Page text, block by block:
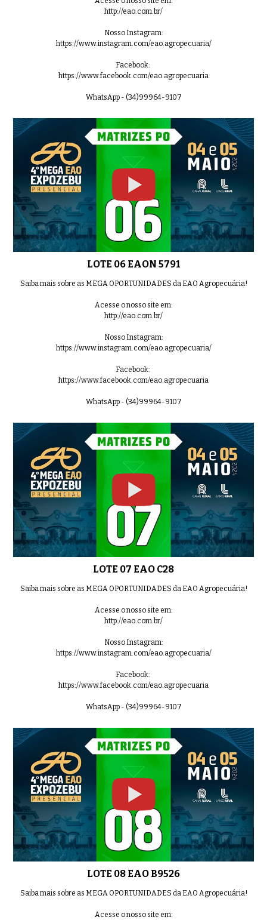
http://eao.com.br/
Nosso Instagram:
https://www.instagram.com/eao.agropecuaria/
Facebook:
https://www.facebook.com/eao.agropecuaria
WhatsApp - (34)99964-9107
LOTE 06 EAON 5791
Saiba mais sobre as MEGA OPORTUNIDADES da EAO Agropecuária!
Acesse o nosso site em:
http://eao.com.br/
Nosso Instagram:
https://www.instagram.com/eao.agropecuaria/
Facebook:
https://www.facebook.com/eao.agropecuaria
WhatsApp - (34)99964-9107
LOTE 07 EAO C28
Saiba mais sobre as MEGA OPORTUNIDADES da EAO Agropecuária!
Acesse o nosso site em:
http://eao.com.br/
Nosso Instagram:
https://www.instagram.com/eao.agropecuaria/
Facebook:
https://www.facebook.com/eao.agropecuaria
WhatsApp - (34)99964-9107
LOTE 08 EAO B9526
Saiba mais sobre as MEGA OPORTUNIDADES da EAO Agropecuária!
Acesse o nosso site em: